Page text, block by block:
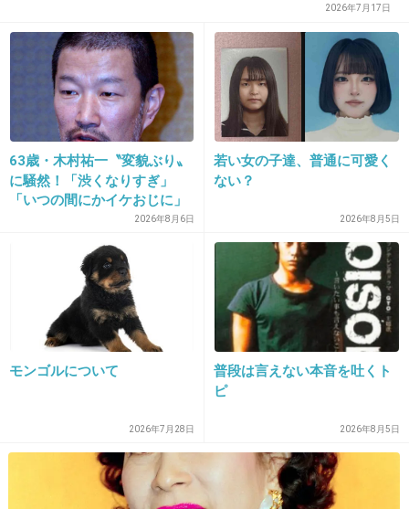
2015/07/28(火) 17:25:01
たまにTバックじゃないのにすごくお尻に食い
込んでる人がいて二度見してしまう
+68 -1
2015/07/28(火) 17:25:09
ブラとれる
+12 -2
海の家でのぼったくり価格！！
+133 -0
2026年7月17日
63歳・木村祐一〝変貌ぶり〟
に騒然！「渋くなりすぎ」
「いつの間にかイケおじに」
2026年8月6日
若い女の子達、普通に可愛く
ない？
2026年8月5日
モンゴルについて
2026年7月28日
普段は言えない本音を吐くト
ピ
2026年8月5日